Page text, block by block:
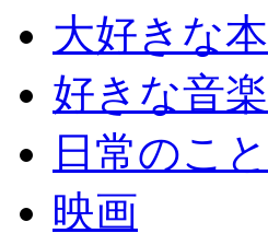
大好きな本
好きな音楽
日常のこと
映画